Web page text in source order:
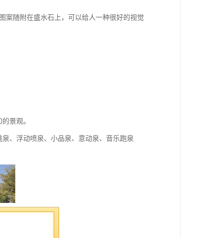
案随附在盛水石上，可以给人一种很好的视觉
景观。
、浮动喷泉、小品泉、意动泉、音乐跑泉